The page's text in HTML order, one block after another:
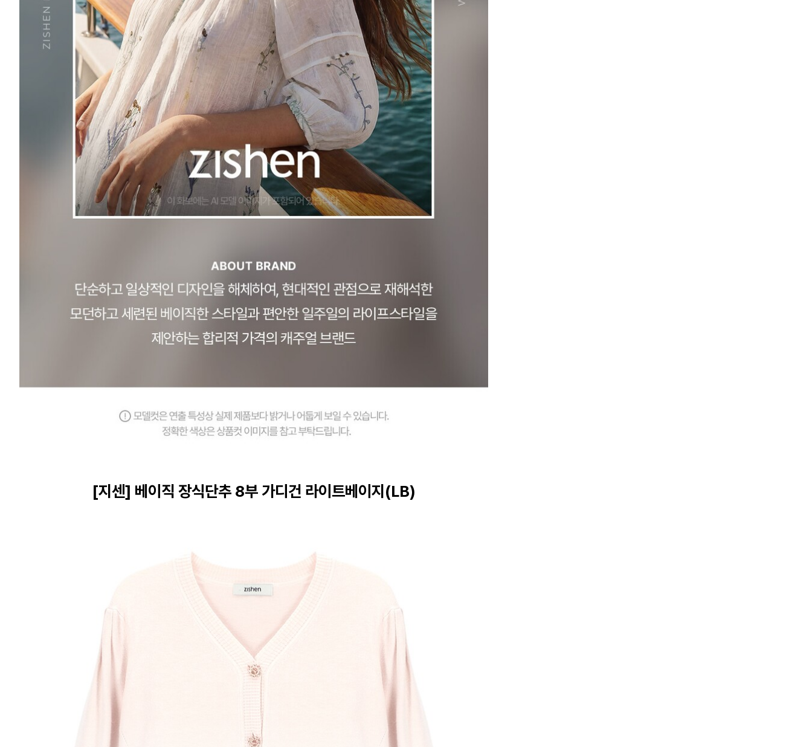
[지센] 베이직 장식단추 8부 가디건 라이트베이지(LB)